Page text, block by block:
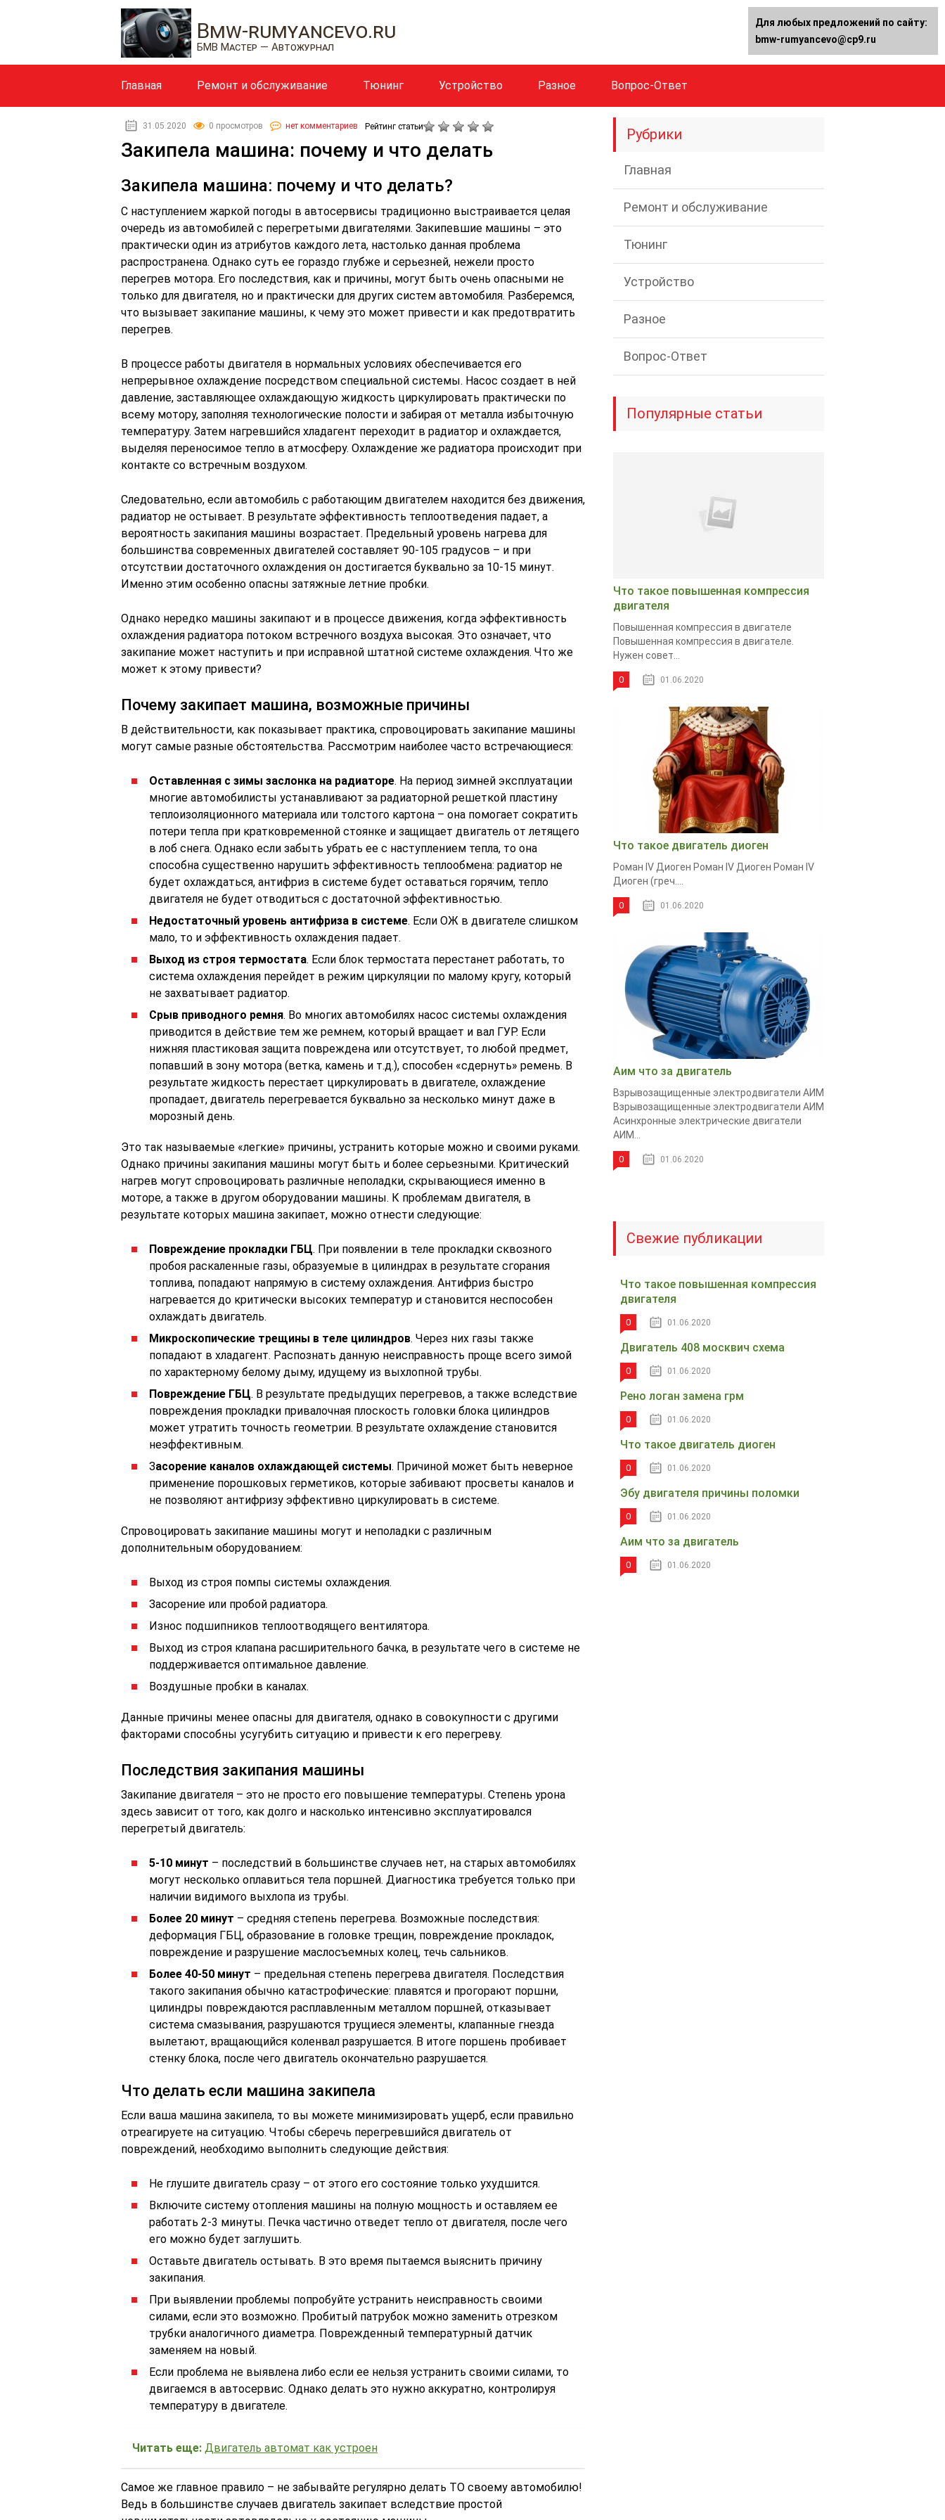
Bmw-rumyancevo.ru
БМВ Мастер — Автожурнал
Главная Ремонт и обслуживание Тюнинг Устройство Разное Вопрос-Ответ
31.05.2020 0 просмотров нет комментариев Рейтинг статьи
Закипела машина: почему и что делать
Закипела машина: почему и что делать?
С наступлением жаркой погоды в автосервисы традиционно выстраивается целая
очередь из автомобилей с перегретыми двигателями. Закипевшие машины – это
практически один из атрибутов каждого лета, настолько данная проблема
распространена. Однако суть ее гораздо глубже и серьезней, нежели просто
перегрев мотора. Его последствия, как и причины, могут быть очень опасными не
только для двигателя, но и практически для других систем автомобиля. Разберемся,
что вызывает закипание машины, к чему это может привести и как предотвратить
перегрев.
В процессе работы двигателя в нормальных условиях обеспечивается его
непрерывное охлаждение посредством специальной системы. Насос создает в ней
давление, заставляющее охлаждающую жидкость циркулировать практически по
всему мотору, заполняя технологические полости и забирая от металла избыточную
температуру. Затем нагревшийся хладагент переходит в радиатор и охлаждается,
выделяя переносимое тепло в атмосферу. Охлаждение же радиатора происходит при
контакте со встречным воздухом.
Следовательно, если автомобиль с работающим двигателем находится без движения,
радиатор не остывает. В результате эффективность теплоотведения падает, а
вероятность закипания машины возрастает. Предельный уровень нагрева для
большинства современных двигателей составляет 90-105 градусов – и при
отсутствии достаточного охлаждения он достигается буквально за 10-15 минут.
Именно этим особенно опасны затяжные летние пробки.
Однако нередко машины закипают и в процессе движения, когда эффективность
охлаждения радиатора потоком встречного воздуха высокая. Это означает, что
закипание может наступить и при исправной штатной системе охлаждения. Что же
может к этому привести?
Почему закипает машина, возможные причины
В действительности, как показывает практика, спровоцировать закипание машины
могут самые разные обстоятельства. Рассмотрим наиболее часто встречающиеся:
Оставленная с зимы заслонка на радиаторе. На период зимней эксплуатации
многие автомобилисты устанавливают за радиаторной решеткой пластину
теплоизоляционного материала или толстого картона – она помогает сократить
потери тепла при кратковременной стоянке и защищает двигатель от летящего
в лоб снега. Однако если забыть убрать ее с наступлением тепла, то она
способна существенно нарушить эффективность теплообмена: радиатор не
будет охлаждаться, антифриз в системе будет оставаться горячим, тепло
двигателя не будет отводиться с достаточной эффективностью.
Недостаточный уровень антифриза в системе. Если ОЖ в двигателе слишком
мало, то и эффективность охлаждения падает.
Выход из строя термостата. Если блок термостата перестанет работать, то
система охлаждения перейдет в режим циркуляции по малому кругу, который
не захватывает радиатор.
Срыв приводного ремня. Во многих автомобилях насос системы охлаждения
приводится в действие тем же ремнем, который вращает и вал ГУР. Если
нижняя пластиковая защита повреждена или отсутствует, то любой предмет,
попавший в зону мотора (ветка, камень и т.д.), способен «сдернуть» ремень. В
результате жидкость перестает циркулировать в двигателе, охлаждение
пропадает, двигатель перегревается буквально за несколько минут даже в
морозный день.
Это так называемые «легкие» причины, устранить которые можно и своими руками.
Однако причины закипания машины могут быть и более серьезными. Критический
нагрев могут спровоцировать различные неполадки, скрывающиеся именно в
моторе, а также в другом оборудовании машины. К проблемам двигателя, в
результате которых машина закипает, можно отнести следующие:
Повреждение прокладки ГБЦ. При появлении в теле прокладки сквозного
пробоя раскаленные газы, образуемые в цилиндрах в результате сгорания
топлива, попадают напрямую в систему охлаждения. Антифриз быстро
нагревается до критически высоких температур и становится неспособен
охлаждать двигатель.
Микроскопические трещины в теле цилиндров. Через них газы также
попадают в хладагент. Распознать данную неисправность проще всего зимой
по характерному белому дыму, идущему из выхлопной трубы.
Повреждение ГБЦ. В результате предыдущих перегревов, а также вследствие
повреждения прокладки привалочная плоскость головки блока цилиндров
может утратить точность геометрии. В результате охлаждение становится
неэффективным.
Засорение каналов охлаждающей системы. Причиной может быть неверное
применение порошковых герметиков, которые забивают просветы каналов и
не позволяют антифризу эффективно циркулировать в системе.
Спровоцировать закипание машины могут и неполадки с различным
дополнительным оборудованием:
Выход из строя помпы системы охлаждения.
Засорение или пробой радиатора.
Износ подшипников теплоотводящего вентилятора.
Выход из строя клапана расширительного бачка, в результате чего в системе не
поддерживается оптимальное давление.
Воздушные пробки в каналах.
Данные причины менее опасны для двигателя, однако в совокупности с другими
факторами способны усугубить ситуацию и привести к его перегреву.
Последствия закипания машины
Закипание двигателя – это не просто его повышение температуры. Степень урона
здесь зависит от того, как долго и насколько интенсивно эксплуатировался
перегретый двигатель:
5-10 минут – последствий в большинстве случаев нет, на старых автомобилях
могут несколько оплавиться тела поршней. Диагностика требуется только при
наличии видимого выхлопа из трубы.
Более 20 минут – средняя степень перегрева. Возможные последствия:
деформация ГБЦ, образование в головке трещин, повреждение прокладок,
повреждение и разрушение маслосъемных колец, течь сальников.
Более 40-50 минут – предельная степень перегрева двигателя. Последствия
такого закипания обычно катастрофические: плавятся и прогорают поршни,
цилиндры повреждаются расплавленным металлом поршней, отказывает
система смазывания, разрушаются трущиеся элементы, клапанные гнезда
вылетают, вращающийся коленвал разрушается. В итоге поршень пробивает
стенку блока, после чего двигатель окончательно разрушается.
Что делать если машина закипела
Если ваша машина закипела, то вы можете минимизировать ущерб, если правильно
отреагируете на ситуацию. Чтобы сберечь перегревшийся двигатель от
повреждений, необходимо выполнить следующие действия:
Не глушите двигатель сразу – от этого его состояние только ухудшится.
Включите систему отопления машины на полную мощность и оставляем ее
работать 2-3 минуты. Печка частично отведет тепло от двигателя, после чего
его можно будет заглушить.
Оставьте двигатель остывать. В это время пытаемся выяснить причину
закипания.
При выявлении проблемы попробуйте устранить неисправность своими
силами, если это возможно. Пробитый патрубок можно заменить отрезком
трубки аналогичного диаметра. Поврежденный температурный датчик
заменяем на новый.
Если проблема не выявлена либо если ее нельзя устранить своими силами, то
двигаемся в автосервис. Однако делать это нужно аккуратно, контролируя
температуру в двигателе.
Читать еще: Двигатель автомат как устроен
Самое же главное правило – не забывайте регулярно делать ТО своему автомобилю!
Ведь в большинстве случаев двигатель закипает вследствие простой
Рубрики
Главная
Ремонт и обслуживание
Тюнинг
Устройство
Разное
Вопрос-Ответ
Популярные статьи
Что такое повышенная компрессия
двигателя
Повышенная компрессия в двигателе
Повышенная компрессия в двигателе.
Нужен совет...
0 01.06.2020
Что такое двигатель диоген
Роман IV Диоген Роман IV Диоген Роман IV
Диоген (греч....
0 01.06.2020
Аим что за двигатель
Взрывозащищенные электродвигатели АИМ
Взрывозащищенные электродвигатели АИМ
Асинхронные электрические двигатели
АИМ...
0 01.06.2020
Свежие публикации
Что такое повышенная компрессия
двигателя
0 01.06.2020
Двигатель 408 москвич схема
0 01.06.2020
Рено логан замена грм
0 01.06.2020
Что такое двигатель диоген
0 01.06.2020
Эбу двигателя причины поломки
0 01.06.2020
Аим что за двигатель
0 01.06.2020
Для любых предложений по сайту:
bmw-rumyancevo@cp9.ru